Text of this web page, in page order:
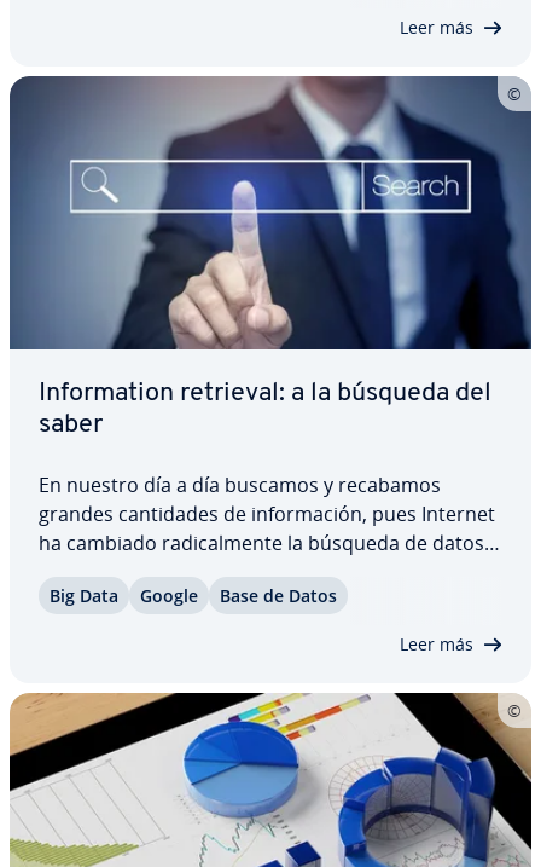
Leer más
In­fo­r­ma­tion retrieval: a la búsqueda del
saber
En nuestro día a día buscamos y recabamos
grandes ca­n­ti­da­des de in­fo­r­ma­ción, pues Internet
ha cambiado ra­di­ca­l­me­n­te la búsqueda de datos y
aquello que ne­ce­si­ta­mos de la enorme masa de
Big Data Google Base de Datos
Leer más